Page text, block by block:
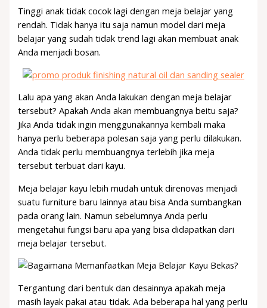
Tinggi anak tidak cocok lagi dengan meja belajar yang
rendah. Tidak hanya itu saja namun model dari meja
belajar yang sudah tidak trend lagi akan membuat anak
Anda menjadi bosan.
Lalu apa yang akan Anda lakukan dengan meja belajar
tersebut? Apakah Anda akan membuangnya beitu saja?
Jika Anda tidak ingin menggunakannya kembali maka
hanya perlu beberapa polesan saja yang perlu dilakukan.
Anda tidak perlu membuangnya terlebih jika meja
tersebut terbuat dari kayu.
Meja belajar kayu lebih mudah untuk direnovas menjadi
suatu furniture baru lainnya atau bisa Anda sumbangkan
pada orang lain. Namun sebelumnya Anda perlu
mengetahui fungsi baru apa yang bisa didapatkan dari
meja belajar tersebut.
Tergantung dari bentuk dan desainnya apakah meja
masih layak pakai atau tidak. Ada beberapa hal yang perlu